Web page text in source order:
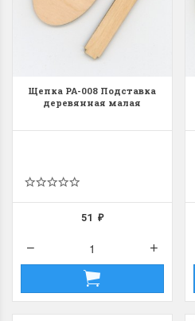
Щепка РА-008 Подставка
деревянная малая
51₽